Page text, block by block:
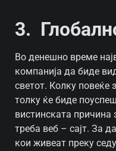
3.
Во денешно време
компанија да биде
светот. Колку повеќе
толку ќе биде
вистинската
треба веб – сајт. За
кои живеат преку